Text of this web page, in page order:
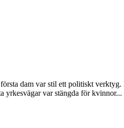
dam var stil ett politiskt verktyg.
yrkesvägar var stängda för kvinnor...